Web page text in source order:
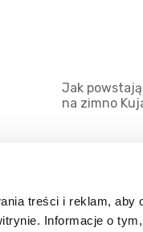
treści i reklam, aby
Informacje o
Jak
na zimno